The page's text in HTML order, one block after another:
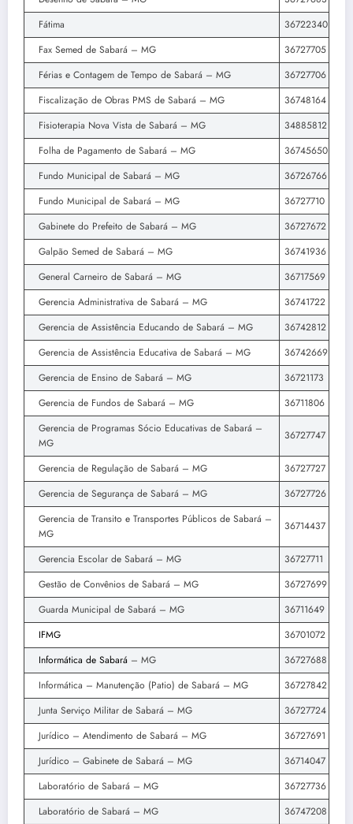
Fátima
36722340
Fax Semed de Sabará – MG
36727705
Férias e Contagem de Tempo de Sabará – MG
36727706
Fiscalização de Obras PMS de Sabará – MG
36748164
Fisioterapia Nova Vista de Sabará – MG
34885812
Folha de Pagamento de Sabará – MG
36745650
Fundo Municipal de Sabará – MG
36726766
Fundo Municipal de Sabará – MG
36727710
Gabinete do Prefeito de Sabará – MG
36727672
Galpão Semed de Sabará – MG
36741936
General Carneiro de Sabará – MG
36717569
Gerencia Administrativa de Sabará – MG
36741722
Gerencia de Assistência Educando de Sabará – MG
36742812
Gerencia de Assistência Educativa de Sabará – MG
36742669
Gerencia de Ensino de Sabará – MG
36721173
Gerencia de Fundos de Sabará – MG
36711806
Gerencia de Programas Sócio Educativas de Sabará –
MG
36727747
Gerencia de Regulação de Sabará – MG
36727727
Gerencia de Segurança de Sabará – MG
36727726
Gerencia de Transito e Transportes Públicos de Sabará –
MG
36714437
Gerencia Escolar de Sabará – MG
36727711
Gestão de Convênios de Sabará – MG
36727699
Guarda Municipal de Sabará – MG
36711649
IFMG
36701072
Informática de Sabará – MG
36727688
Informática – Manutenção (Patio) de Sabará – MG
36727842
Junta Serviço Militar de Sabará – MG
36727724
Jurídico – Atendimento de Sabará – MG
36727691
Jurídico – Gabinete de Sabará – MG
36714047
Laboratório de Sabará – MG
36727736
Laboratório de Sabará – MG
36747208